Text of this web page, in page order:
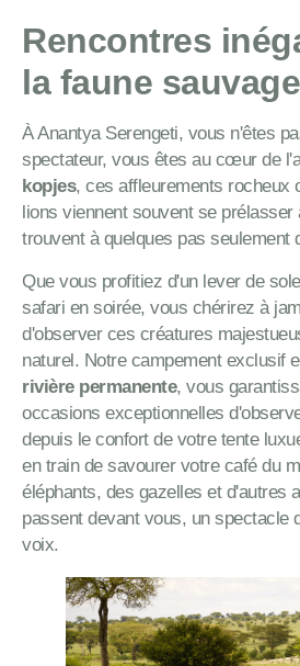
Rencontres
la faune sauvage
À Anantya Serengeti, vous n'êtes
spectateur, vous êtes au cœur de
kopjes, ces affleurements rocheux
lions viennent souvent se
trouvent à quelques pas seulement
Que vous profitiez d'un lever de
safari en soirée, vous chérirez à
d'observer ces créatures
naturel. Notre campement exclusif
rivière permanente, vous
occasions exceptionnelles
depuis le confort de votre tente
en train de savourer votre café du
éléphants, des gazelles et d'autres
passent devant vous, un spectacle
voix.